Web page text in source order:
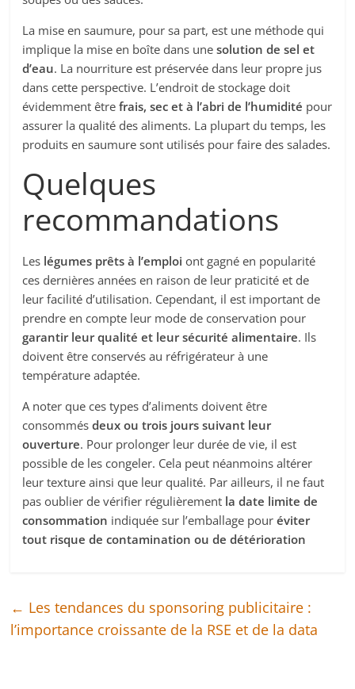
La mise en saumure, pour sa part, est une méthode qui
implique la mise en boîte dans unesolution de sel et
d’eau. La nourriture est préservée dans leur propre jus
dans cette perspective. L’endroit de stockage doit
évidemment êtrefrais, sec et à l’abri de l’humidité pour
assurer la qualité des aliments. La plupart du temps, les
produits en saumure sont utilisés pour faire des salades.
Quelques
recommandations
Les légumes prêts à l’emploi ont gagné en popularité
ces dernières années en raison de leur praticité et de
leur facilité d’utilisation. Cependant, il est important de
prendre en compte leur mode de conservation pour
garantir leur qualité et leur sécurité alimentaire. Ils
doivent être conservés au réfrigérateur à une
température adaptée.
A noter que ces types d’aliments doivent être
consommésdeux ou trois jours suivant leur
ouverture. Pour prolonger leur durée de vie, il est
possible de les congeler. Cela peut néanmoins altérer
leur texture ainsi que leur qualité. Par ailleurs, il ne faut
pas oublier de vérifier régulièrement la date limite de
consommation indiquée sur l’emballage pour éviter
tout risque de contamination ou de détérioration
← Les tendances du sponsoring publicitaire :
l’importance croissante de la RSE et de la data